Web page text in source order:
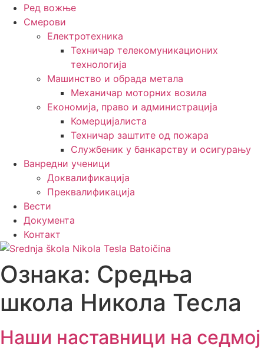
Ред вожње
Смерови
Електротехника
Техничар телекомуникационих
технологија
Машинство и обрада метала
Механичар моторних возила
Економија, право и администрација
Комерцијалиста
Техничар заштите од пожара
Службеник у банкарству и осигурању
Ванредни ученици
Доквалификација
Преквалификација
Вести
Документа
Контакт
Ознака: Средња
школа Никола Тесла
Наши наставници на cедмој